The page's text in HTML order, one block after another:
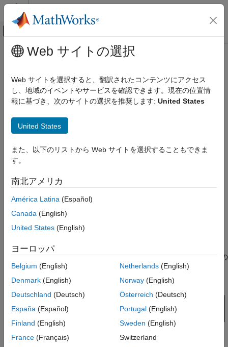
コンテンツへスキップ
オフキャンバス ナビゲーション メ
ドキュメンテーションのホーム
Simscape Electrical
制御
項目一覧
説明
端子
パラメーター
参照
拡張機能
参考
メインコンテンツ
Induction Machine Direct Torque
Control
誘導機の DTC
このページをすべて展開する
説明
Induction Machine Direct Torque Control
直接トルク制御 (DTC) 構造を実装します。次の図は、ブロックの
等価回路を示しています。
Web サイトの選択
Web サイトを選択すると、翻訳されたコンテンツにアクセス
し、地域のイベントやサービスを確認できます。現在の位置情
報に基づき、次のサイトの選択を推奨します: United States
United States
また、以下のリストから Web サイトを選択することもできま
す。
南北アメリカ
América Latina (Español)
Canada (English)
United States (English)
ヨーロッパ
Belgium (English)
Denmark (English)
Deutschland (Deutsch)
España (Español)
Finland (English)
France (Français)
Netherlands(English)
Norway(English)
Österreich (Deutsch)
Portugal(English)
Sweden (English)
Switzerland